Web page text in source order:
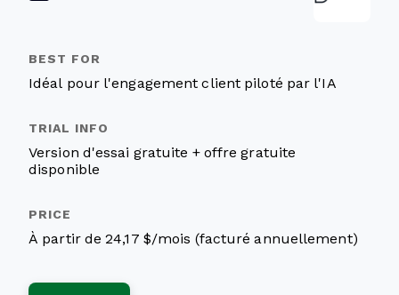
Idéal pour l'engagement client piloté par l'IA
Version d'essai gratuite + offre gratuite
disponible
À partir de 24,17 $/mois (facturé annuellement)